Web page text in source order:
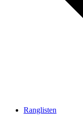
Ranglisten